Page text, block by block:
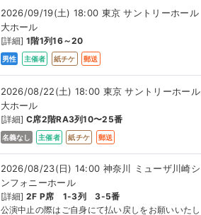
2026/09/19(土) 18:00 東京 サントリーホール
大ホール
[詳細]1階1列16～20
男性 主催者 紙チケ 郵送
2026/08/22(土) 18:00 東京 サントリーホール
大ホール
[詳細]C席2階RA3列10〜25番
名義なし 主催者 紙チケ 郵送
2026/08/23(日) 14:00 神奈川 ミューザ川崎シ
ンフォニーホール
[詳細]2F P席 1-3列 3-5番
公演中止の際はご自身にて払い戻しをお願いいたし